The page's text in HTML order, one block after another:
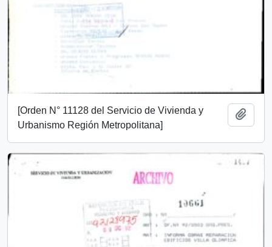
[Orden N° 11128 del Servicio de Vivienda y
Urbanismo Región Metropolitana]